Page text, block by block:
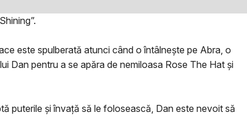
este spulberată atunci când o întâlnește pe Abra, o
Dan pentru a se apăra de nemiloasa Rose The Hat și
puterile și învață să le folosească, Dan este nevoit să